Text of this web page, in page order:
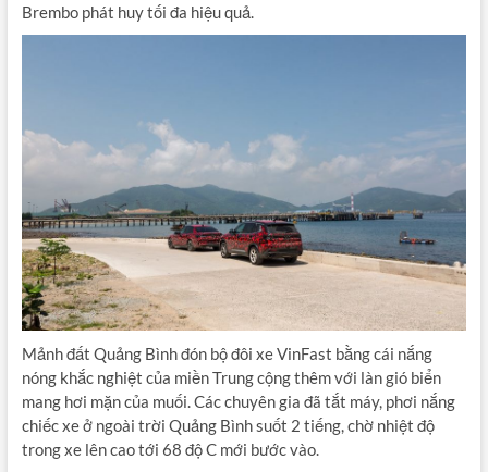
Brembo phát huy tối đa hiệu quả.
Mảnh đất Quảng Bình đón bộ đôi xe VinFast bằng cái nắng
nóng khắc nghiệt của miền Trung cộng thêm với làn gió biển
mang hơi mặn của muối. Các chuyên gia đã tắt máy, phơi nắng
chiếc xe ở ngoài trời Quảng Bình suốt 2 tiếng, chờ nhiệt độ
trong xe lên cao tới 68 độ C mới bước vào.